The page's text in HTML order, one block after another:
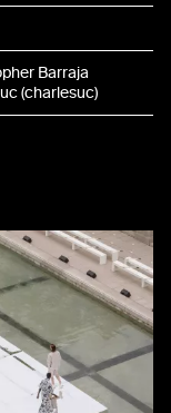
Barraja
(charlesuc)